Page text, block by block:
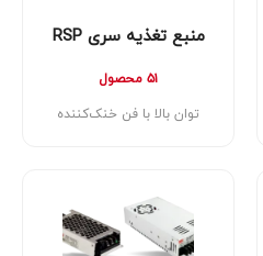
منبع تغذیه سری RSP
۵۱ محصول
توان بالا با فن خنک‌کننده